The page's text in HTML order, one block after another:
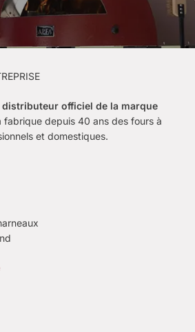
distributeur officiel de la marque
fabrique depuis 40 ans des fours à
et domestiques.